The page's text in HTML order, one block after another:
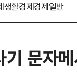
생활경제경제일반
문자